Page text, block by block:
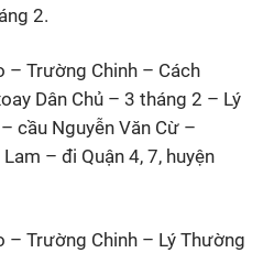
2.
– Trường Chinh – Cách
Dân Chủ – 3 tháng 2 – Lý
cầu Nguyễn Văn Cừ –
– đi Quận 4, 7, huyện
– Trường Chinh – Lý Thường